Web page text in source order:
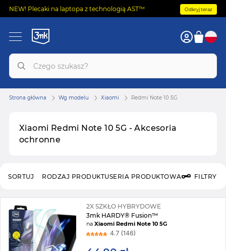
NEW! Plecaki na laptopa z technologią AST™ Odkryj teraz
Xiaomi Redmi Note 10 5G - Akcesoria
ochronne
Strona główna Wg modelu Xiaomi Redmi Note 10 5G
RODZAJ PRODUKTUSERIA PRODUKTOWA FILTRY
SORTUJ
2X SZKŁO HYBRYDOWE
3mk HARDY® Fusion™
naXiaomi Redmi Note 10 5G
4.7 (146)